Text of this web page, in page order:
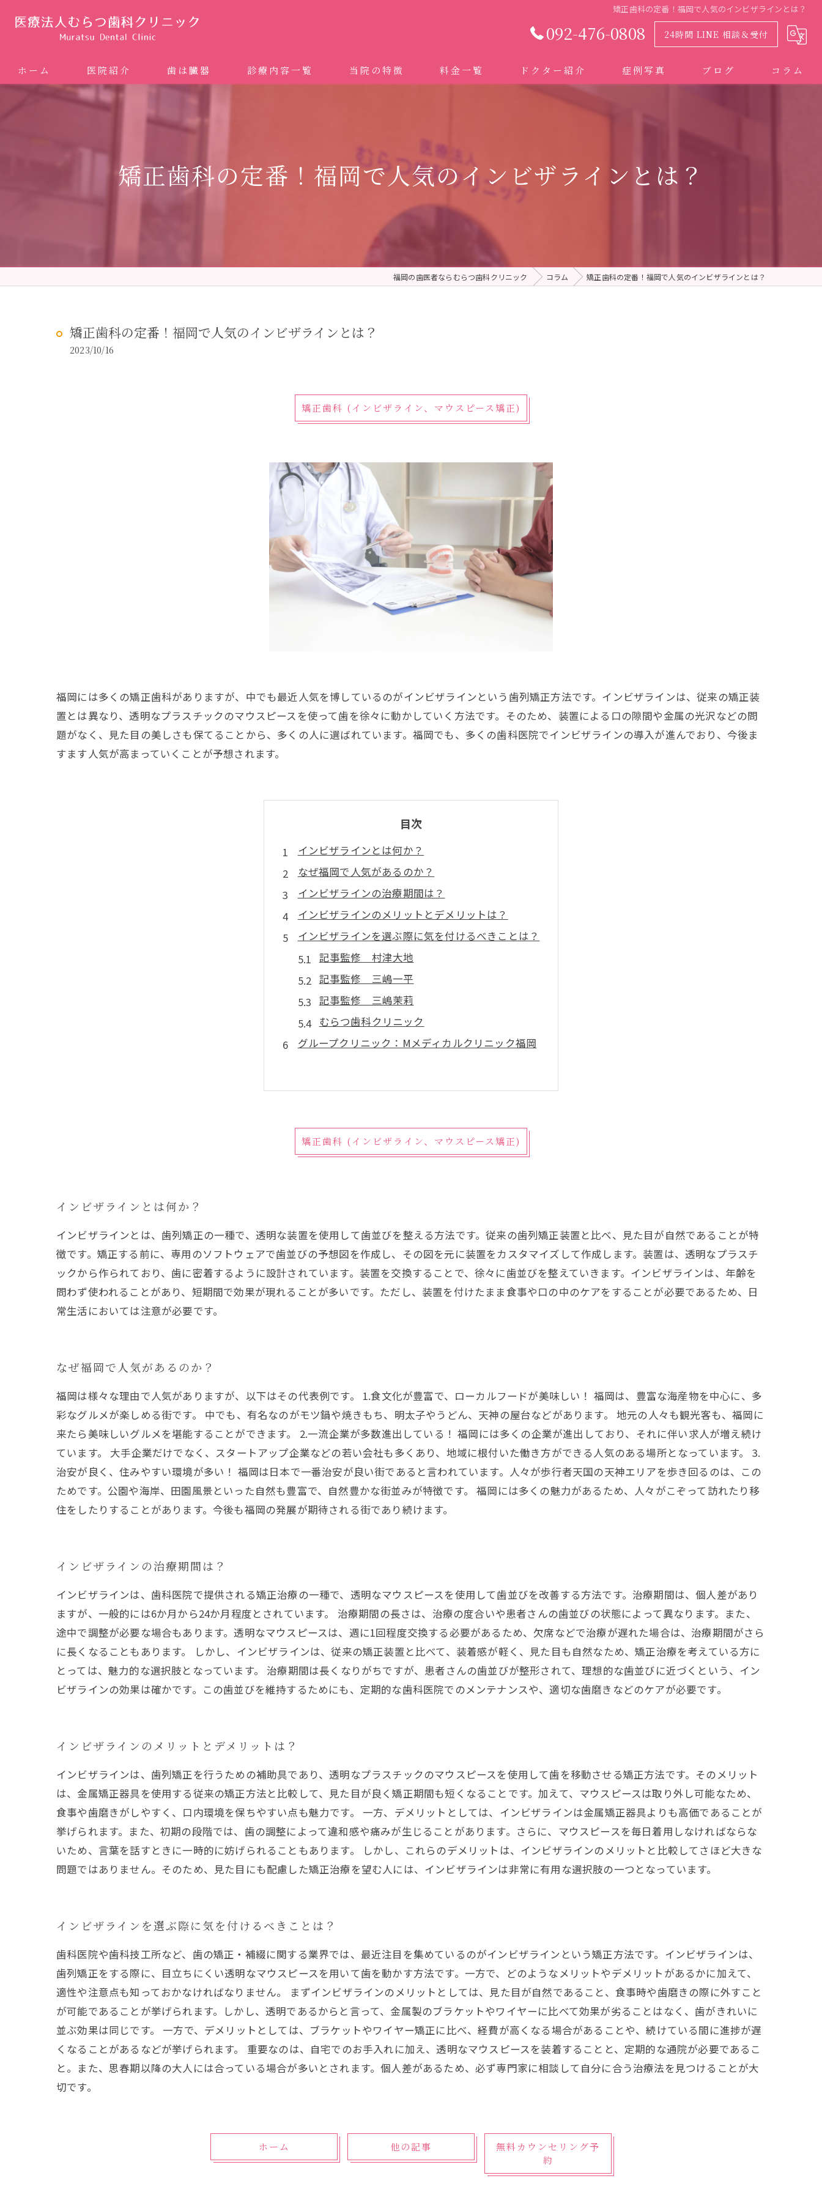
矯正歯科の定番！福岡で人気のインビザラインとは？
092-476-0808 24時間 LINE 相談＆受付
ホーム 医院紹介 歯は臓器 診療内容一覧
矯正歯科 (インビザライン、マウスピース矯正）
ホワイトニング
予防歯科 (メンテナンス)
当院の特徴
ドクターむらつのワンライン歯臓ブラシ
料金一覧 ドクター紹介 症例写真 ブログ コラム
矯正歯科の定番！福岡で人気のインビザラインとは？
福岡の歯医者ならむらつ歯科クリニック コラム 矯正歯科の定番！福岡で人気のインビザラインとは？
矯正歯科の定番！福岡で人気のインビザラインとは？
2023/10/16
矯正歯科 (インビザライン、マウスピース矯正)
福岡には多くの矯正歯科がありますが、中でも最近人気を博しているのがインビザラインという歯列矯正方法です。インビザラインは、従来の矯正装
置とは異なり、透明なプラスチックのマウスピースを使って歯を徐々に動かしていく方法です。そのため、装置による口の隙間や金属の光沢などの問
題がなく、見た目の美しさも保てることから、多くの人に選ばれています。福岡でも、多くの歯科医院でインビザラインの導入が進んでおり、今後ま
すます人気が高まっていくことが予想されます。
目次
インビザラインとは何か？
なぜ福岡で人気があるのか？
インビザラインの治療期間は？
インビザラインのメリットとデメリットは？
インビザラインを選ぶ際に気を付けるべきことは？
記事監修 村津大地
記事監修 三嶋一平
記事監修 三嶋茉莉
むらつ歯科クリニック
グループクリニック：Mメディカルクリニック福岡
矯正歯科 (インビザライン、マウスピース矯正)
インビザラインとは何か？
インビザラインとは、歯列矯正の一種で、透明な装置を使用して歯並びを整える方法です。従来の歯列矯正装置と比べ、見た目が自然であることが特
徴です。矯正する前に、専用のソフトウェアで歯並びの予想図を作成し、その図を元に装置をカスタマイズして作成します。装置は、透明なプラスチ
ックから作られており、歯に密着するように設計されています。装置を交換することで、徐々に歯並びを整えていきます。インビザラインは、年齢を
問わず使われることがあり、短期間で効果が現れることが多いです。ただし、装置を付けたまま食事や口の中のケアをすることが必要であるため、日
常生活においては注意が必要です。
なぜ福岡で人気があるのか？
福岡は様々な理由で人気がありますが、以下はその代表例です。 1.食文化が豊富で、ローカルフードが美味しい！ 福岡は、豊富な海産物を中心に、多
彩なグルメが楽しめる街です。 中でも、有名なのがモツ鍋や焼きもち、明太子やうどん、天神の屋台などがあります。 地元の人々も観光客も、福岡に
来たら美味しいグルメを堪能することができます。 2.一流企業が多数進出している！ 福岡には多くの企業が進出しており、それに伴い求人が増え続け
ています。 大手企業だけでなく、スタートアップ企業などの若い会社も多くあり、地域に根付いた働き方ができる人気のある場所となっています。 3.
治安が良く、住みやすい環境が多い！ 福岡は日本で一番治安が良い街であると言われています。人々が歩行者天国の天神エリアを歩き回るのは、この
ためです。公園や海岸、田園風景といった自然も豊富で、自然豊かな街並みが特徴です。 福岡には多くの魅力があるため、人々がこぞって訪れたり移
住をしたりすることがあります。今後も福岡の発展が期待される街であり続けます。
インビザラインの治療期間は？
インビザラインは、歯科医院で提供される矯正治療の一種で、透明なマウスピースを使用して歯並びを改善する方法です。治療期間は、個人差があり
ますが、一般的には6か月から24か月程度とされています。 治療期間の長さは、治療の度合いや患者さんの歯並びの状態によって異なります。また、
途中で調整が必要な場合もあります。透明なマウスピースは、週に1回程度交換する必要があるため、欠席などで治療が遅れた場合は、治療期間がさら
に長くなることもあります。 しかし、インビザラインは、従来の矯正装置と比べて、装着感が軽く、見た目も自然なため、矯正治療を考えている方に
とっては、魅力的な選択肢となっています。 治療期間は長くなりがちですが、患者さんの歯並びが整形されて、理想的な歯並びに近づくという、イン
ビザラインの効果は確かです。この歯並びを維持するためにも、定期的な歯科医院でのメンテナンスや、適切な歯磨きなどのケアが必要です。
インビザラインのメリットとデメリットは？
インビザラインは、歯列矯正を行うための補助具であり、透明なプラスチックのマウスピースを使用して歯を移動させる矯正方法です。そのメリット
は、金属矯正器具を使用する従来の矯正方法と比較して、見た目が良く矯正期間も短くなることです。加えて、マウスピースは取り外し可能なため、
食事や歯磨きがしやすく、口内環境を保ちやすい点も魅力です。 一方、デメリットとしては、インビザラインは金属矯正器具よりも高価であることが
挙げられます。また、初期の段階では、歯の調整によって違和感や痛みが生じることがあります。さらに、マウスピースを毎日着用しなければならな
いため、言葉を話すときに一時的に妨げられることもあります。 しかし、これらのデメリットは、インビザラインのメリットと比較してさほど大きな
問題ではありません。そのため、見た目にも配慮した矯正治療を望む人には、インビザラインは非常に有用な選択肢の一つとなっています。
インビザラインを選ぶ際に気を付けるべきことは？
歯科医院や歯科技工所など、歯の矯正・補綴に関する業界では、最近注目を集めているのがインビザラインという矯正方法です。インビザラインは、
歯列矯正をする際に、目立ちにくい透明なマウスピースを用いて歯を動かす方法です。一方で、どのようなメリットやデメリットがあるかに加えて、
適性や注意点も知っておかなければなりません。 まずインビザラインのメリットとしては、見た目が自然であること、食事時や歯磨きの際に外すこと
が可能であることが挙げられます。しかし、透明であるからと言って、金属製のブラケットやワイヤーに比べて効果が劣ることはなく、歯がきれいに
並ぶ効果は同じです。 一方で、デメリットとしては、ブラケットやワイヤー矯正に比べ、経費が高くなる場合があることや、続けている間に進捗が遅
くなることがあるなどが挙げられます。 重要なのは、自宅でのお手入れに加え、透明なマウスピースを装着することと、定期的な通院が必要であるこ
と。また、思春期以降の大人には合っている場合が多いとされます。個人差があるため、必ず専門家に相談して自分に合う治療法を見つけることが大
切です。
ホーム 他の記事
無料カウンセリング予
約